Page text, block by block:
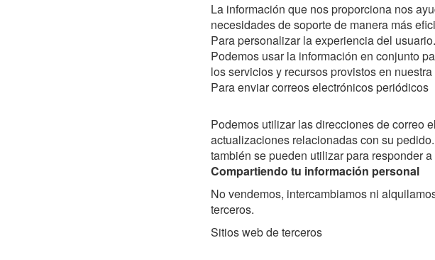
La información que nos proporciona nos
necesidades de soporte de manera más
Para personalizar la experiencia del usuario.
Podemos usar la información en conjunto
los servicios y recursos provistos en
Para enviar correos electrónicos periódicos
Podemos utilizar las direcciones de correo
actualizaciones relacionadas con su
también se pueden utilizar para responder
Compartiendo tu información personal
No vendemos, intercambiamos ni
terceros.
Sitios web de terceros